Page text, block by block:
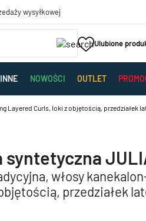
wysyłkowej
Ulubione
INNE NOWOŚCI OUTLET
Layered Curls, loki z objętością, przedziałek
syntetyczna
włosy
przedziałek